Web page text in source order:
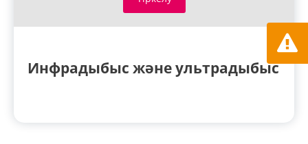
Инфрадыбыс және ультрадыбыс